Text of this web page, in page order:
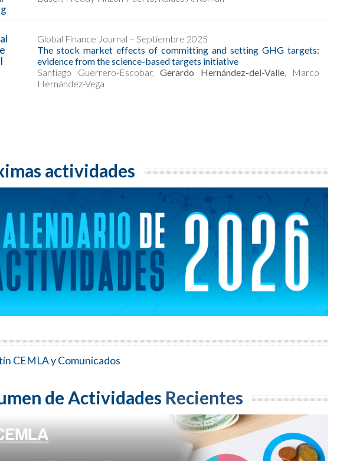
Global Finance Journal – Septiembre 2025
The stock market effects of committing and setting GHG targets:
evidence from the science-based targets initiative
Santiago Guerrero-Escobar,Gerardo Hernández-del-Valle, Marco
Hernández-Vega
actividades
de Actividades Recientes